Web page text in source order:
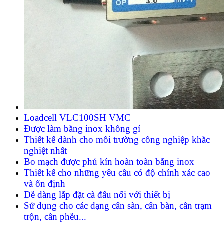
Loadcell VLC100SH VMC
Được làm bằng inox không gỉ
Thiết kế dành cho môi trường công nghiệp khắc
nghiệt nhất
Bo mạch được phủ kín hoàn toàn bằng inox
Thiết kế cho những yêu cầu có độ chính xác cao
và ổn định
Dễ dàng lắp đặt cà đấu nối với thiết bị
Sử dụng cho các dạng cân sàn, cân bàn, cân trạm
trộn, cân phễu...